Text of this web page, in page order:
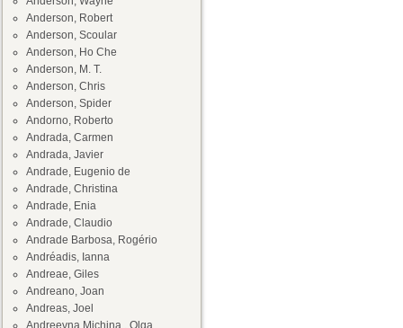
Anderson, Robert
Anderson, Scoular
Anderson, Ho Che
Anderson, M. T.
Anderson, Chris
Anderson, Spider
Andorno, Roberto
Andrada, Carmen
Andrada, Javier
Andrade, Eugenio de
Andrade, Christina
Andrade, Enia
Andrade, Claudio
Andrade Barbosa, Rogério
Andréadis, Ianna
Andreae, Giles
Andreano, Joan
Andreas, Joel
Andreevna Michina , Olga